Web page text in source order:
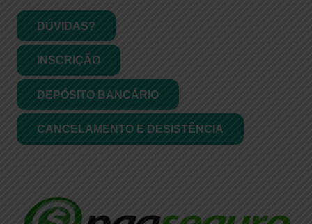
DÚVIDAS?
INSCRIÇÃO
DEPÓSITO BANCÁRIO
CANCELAMENTO E DESISTÊNCIA